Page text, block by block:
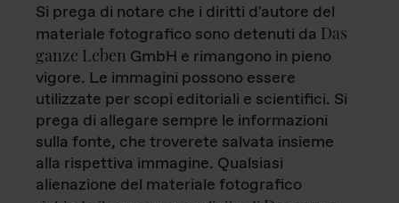
Si prega di notare che i diritti d'autore del
materiale fotografico sono detenuti da Das
ganze Leben GmbH e rimangono in pieno
vigore. Le immagini possono essere
utilizzate per scopi editoriali e scientifici. Si
prega di allegare sempre le informazioni
sulla fonte, che troverete salvata insieme
alla rispettiva immagine. Qualsiasi
alienazione del materiale fotografico